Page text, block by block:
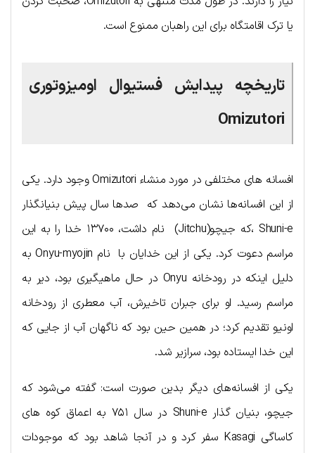
یا ترک اقامتگاه برای این راهبان ممنوع است.
تاریخچه پیدایش فستیوال اومیزوتوری
Omizutori
افسانه های مختلفی در مورد منشاء Omizutori وجود دارد. یکی
از این افسانه‌ها نشان می‌دهد که صدها سال پیش بنیانگذار
Shuni-e ،که جیچو(Jitchu) نام داشت، ۱۳۷۰۰ خدا را به این
مراسم دعوت کرد. یکی از این خدایان با نام Onyu-myojin به
دلیل اینکه در رودخانه Onyu در حال ماهیگیری بود، دیر به
مراسم رسید. او برای جبران تاخیرش، آب معطری از رودخانه
اونیو تقدیم کرد؛ در همین حین بود که ناگهان آب از جایی که
این خدا ایستاده بود، سرازیر شد.
یکی از افسانه‌های دیگر بدین صورت است: گفته می‌شود که
جیچو، بنیان گذار Shuni-e در سال ۷۵۱ به اعماق کوه های
کاساگی Kasagi سفر کرد و در آنجا شاهد بود که موجودات